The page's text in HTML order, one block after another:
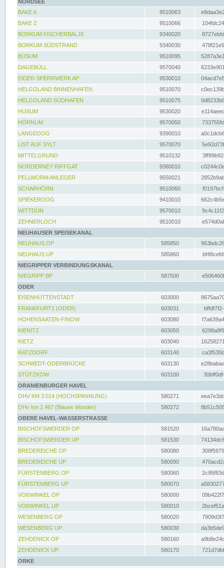
NORDSEE
BAKE A
9510063
BAKE Z
9510066
BORKUM FISCHERBALJE
9340020
BORKUM SÜDSTRAND
9340030
BÜSUM
9510095
DAGEBÜLL
9570040
EIDER-SPERRWERK AP
9530010
HELGOLAND BINNENHAFEN
9510070
HELGOLAND SÜDHAFEN
9510075
HUSUM
9530020
HÖRNUM
9570050
LANGEOOG
9390010
LIST AUF SYLT
9570070
MITTELGRUND
9510132
NORDERNEY RIFFGAT
9360010
PELLWORM ANLEGER
9550021
SCHARHÖRN
9510060
SPIEKEROOG
9410010
WITTDÜN
9570010
ZEHNERLOCH
9510010
NEUHAUSER SPEISEKANAL
NEUHAUS OP
585850
NEUHAUS UP
585860
NIEGRIPPER VERBINDUNGSKANAL
NIEGRIPP BP
587500
ODER
EISENHÜTTENSTADT
603000
FRANKFURT1 (ODER)
603031
HOHENSAATEN-FINOW
603080
KIENITZ
603050
KIETZ
603040
RATZDORF
603140
SCHWEDT-ODERBRÜCKE
603130
STÜTZKOW
603100
ORANIENBURGER HAVEL
OHV KM 3.014 (HOCHSPANNUNG)
580271
OHv km 1.467 (Blaues Wunder)
580272
OBERE HAVEL-WASSERSTRASSE
BISCHOFSWERDER OP
581520
BISCHOFSWERDER UP
581530
BREDEREICHE OP
580080
BREDEREICHE UP
580090
FÜRSTENBERG OP
580060
FÜRSTENBERG UP
580070
VOßWINKEL OP
580000
VOßWINKEL UP
580010
WESENBERG OP
580020
WESENBERG UP
580030
ZEHDENICK OP
580160
ZEHDENICK UP
580170
ORKE